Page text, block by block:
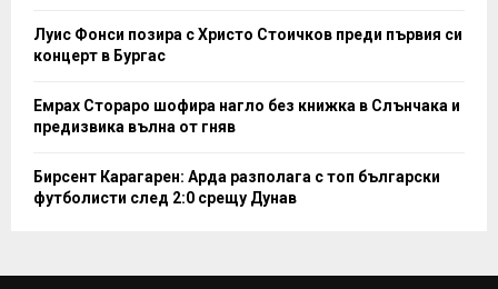
Луис Фонси позира с Христо Стоичков преди първия си
концерт в Бургас
Емрах Стораро шофира нагло без книжка в Слънчака и
предизвика вълна от гняв
Бирсент Карагарен: Арда разполага с топ български
футболисти след 2:0 срещу Дунав